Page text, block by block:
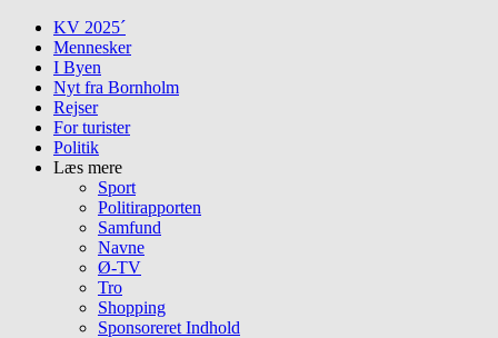
KV 2025´
Mennesker
I Byen
Nyt fra Bornholm
Rejser
For turister
Politik
Læs mere
Sport
Politirapporten
Samfund
Navne
Ø-TV
Tro
Shopping
Sponsoreret Indhold